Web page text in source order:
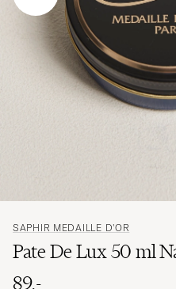
SAPHIR MEDAILLE D'OR
Pate De Lux 50 ml
89,-